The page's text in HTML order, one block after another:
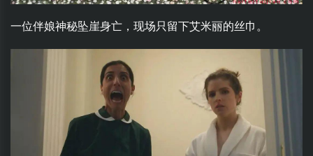
一位伴娘神秘坠崖身亡，现场只留下艾米丽的丝巾。